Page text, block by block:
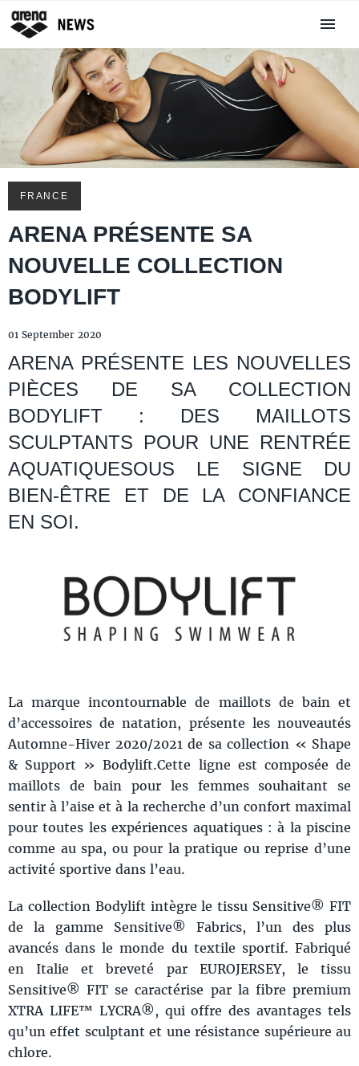
FRANCE
ARENA PRÉSENTE SA
NOUVELLE COLLECTION
BODYLIFT
01 September 2020
ARENA PRÉSENTE LES NOUVELLES
PIÈCES DE SA COLLECTION
BODYLIFT : DES MAILLOTS
SCULPTANTS POUR UNE RENTRÉE
AQUATIQUESOUS LE SIGNE DU
BIEN-ÊTRE ET DE LA CONFIANCE
EN SOI.
La marque incontournable de maillots de bain et
d’accessoires de natation, présente les nouveautés
Automne-Hiver 2020/2021 de sa collection « Shape
& Support » Bodylift.Cette ligne est composée de
maillots de bain pour les femmes souhaitant se
sentir à l’aise et à la recherche d’un confort maximal
pour toutes les expériences aquatiques : à la piscine
comme au spa, ou pour la pratique ou reprise d’une
activité sportive dans l’eau.
La collection Bodylift intègre le tissu Sensitive® FIT
de la gamme Sensitive® Fabrics, l’un des plus
avancés dans le monde du textile sportif. Fabriqué
en Italie et breveté par EUROJERSEY, le tissu
Sensitive® FIT se caractérise par la fibre premium
XTRA LIFE™ LYCRA®, qui offre des avantages tels
qu’un effet sculptant et une résistance supérieure au
chlore.